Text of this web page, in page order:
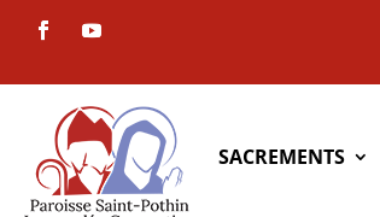
SACREMENTS